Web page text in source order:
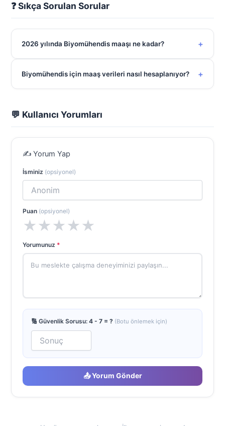
❓ Sıkça Sorulan Sorular
2026 yılında Biyomühendis maaşı ne kadar? +
Biyomühendis için maaş verileri nasıl hesaplanıyor? +
💬 Kullanıcı Yorumları
✍️ Yorum Yap
İsminiz (opsiyonel)
Puan (opsiyonel)
★★★★★
Yorumunuz *
🔢 Güvenlik Sorusu: 4 - 7 = ? (Botu önlemek için)
📤 Yorum Gönder